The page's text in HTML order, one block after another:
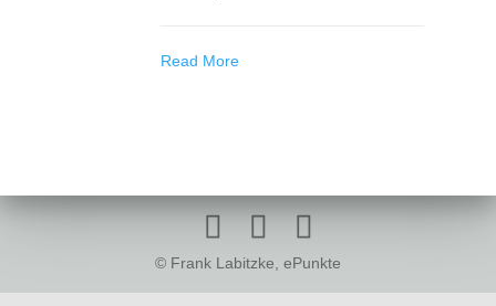
Read More
© Frank Labitzke, ePunkte